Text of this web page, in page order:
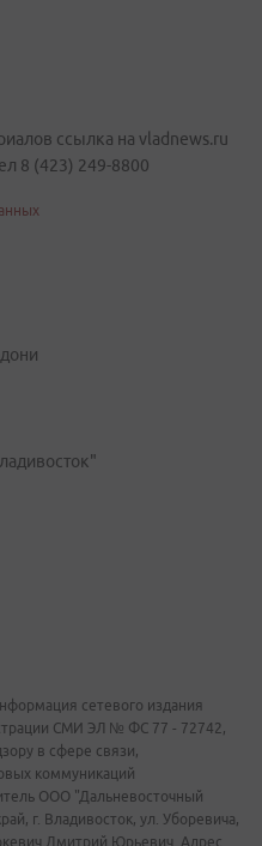
ссылка на vladnews.ru
8 (423) 249-8800
сетевого издания
СМИ ЭЛ № ФС 77 - 72742,
в сфере связи,
коммуникаций
ООО "Дальневосточный
г. Владивосток, ул. Уборевича,
Дмитрий Юрьевич. Адрес